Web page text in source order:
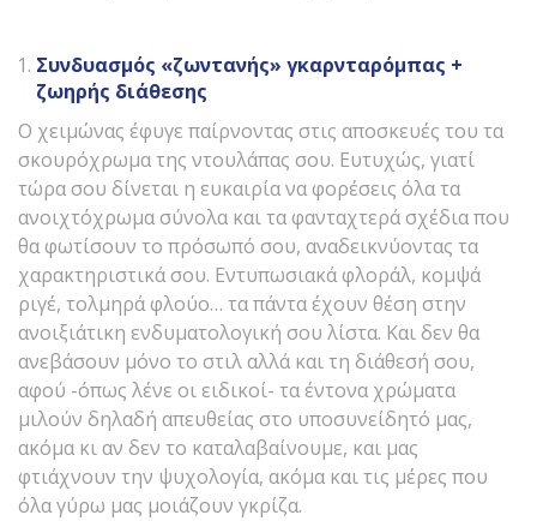
Συνδυασμός «ζωντανής» γκαρνταρόμπας +
ζωηρής διάθεσης
Ο χειμώνας έφυγε παίρνοντας στις αποσκευές του τα
σκουρόχρωμα της ντουλάπας σου. Ευτυχώς, γιατί
τώρα σου δίνεται η ευκαιρία να φορέσεις όλα τα
ανοιχτόχρωμα σύνολα και τα φανταχτερά σχέδια που
θα φωτίσουν το πρόσωπό σου, αναδεικνύοντας τα
χαρακτηριστικά σου. Εντυπωσιακά φλοράλ, κομψά
ριγέ, τολμηρά φλούο… τα πάντα έχουν θέση στην
ανοιξιάτικη ενδυματολογική σου λίστα. Και δεν θα
ανεβάσουν μόνο το στιλ αλλά και τη διάθεσή σου,
αφού -όπως λένε οι ειδικοί- τα έντονα χρώματα
μιλούν δηλαδή απευθείας στο υποσυνείδητό μας,
ακόμα κι αν δεν το καταλαβαίνουμε, και μας
φτιάχνουν την ψυχολογία, ακόμα και τις μέρες που
όλα γύρω μας μοιάζουν γκρίζα.